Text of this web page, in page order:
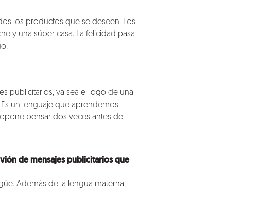
los productos que se deseen. Los
y una súper casa. La felicidad pasa
publicitarios, ya sea el logo de una
un lenguaje que aprendemos
pensar dos veces antes de
de mensajes publicitarios que
Además de la lengua materna,